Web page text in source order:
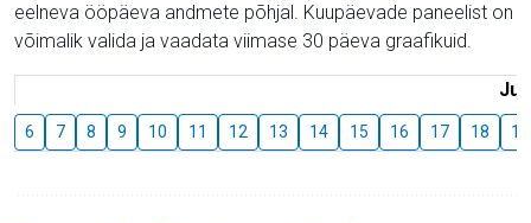
eelneva ööpäeva andmete põhjal. Kuupäevade paneelist on
võimalik valida ja vaadata viimase 30 päeva graafikuid.
6 7 8 9 10 11 12 13 14 15 16 17 18 19